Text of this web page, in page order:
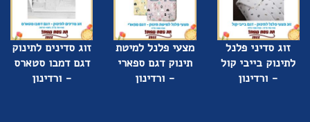
זוג סדיני פלנל
לתינוק בייבי קול
- ורדינון
מצעי פלנל למיטת
תינוק דגם ספארי
- ורדינון
זוג סדינים לתינוק
דגם דמבו סטארס
- ורדינון